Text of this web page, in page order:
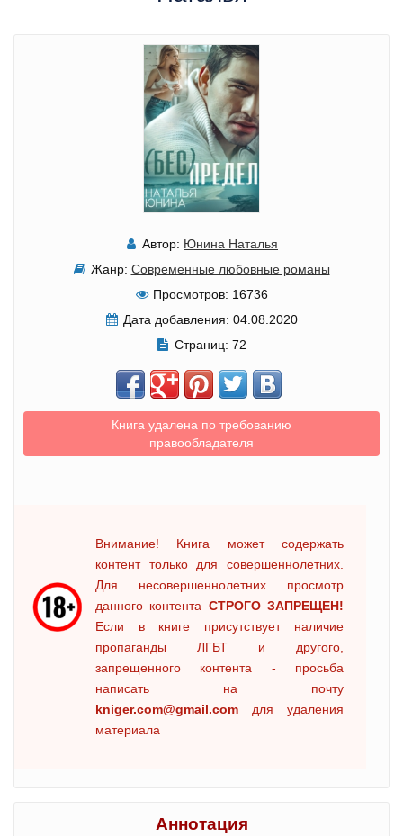
Автор: Юнина Наталья
Жанр: Современные любовные романы
Просмотров: 16736
Дата добавления: 04.08.2020
Страниц: 72
Книга удалена по требованию
правообладателя
Внимание! Книга может содержать
контент только для совершеннолетних.
Для несовершеннолетних просмотр
данного контента СТРОГО ЗАПРЕЩЕН!
Если в книге присутствует наличие
пропаганды ЛГБТ и другого,
запрещенного контента - просьба
написать на почту
kniger.com@gmail.com для удаления
материала
Аннотация